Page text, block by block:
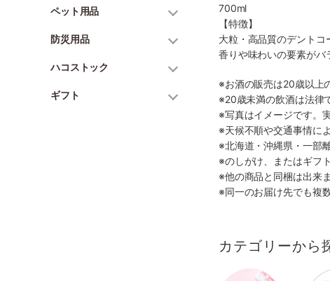
ペット用品
防災用品
ハコストック
ギフト
700ml
【特徴】
大粒・高品質のデントコ
香りや味わいの要素がバ
※お酒の販売は20歳以上
※20歳未満の飲酒は法律
※写真はイメージです。
※天候不順や交通事情に
※北海道・沖縄県・一部
※のしがけ、またはギフ
※他の商品と同梱は出来
※同一のお届け先でも複
カテゴリーから